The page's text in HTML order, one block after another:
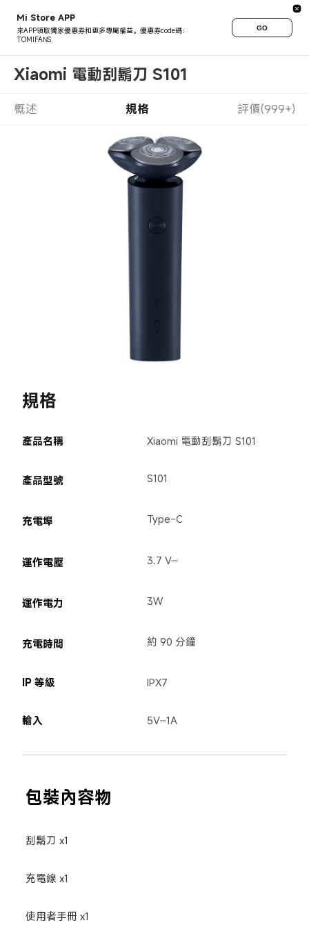
Mi Store APP
來APP領取獨家優惠券和更多專屬權益。優惠券code碼：
TOMIFANS
GO
Xiaomi 電動刮鬍刀 S101
概述 規格 評價(999+)
規格
產品名稱 Xiaomi 電動刮鬍刀 S101
產品型號 S101
充電埠 Type-C
運作電壓 3.7 V⎓
運作電力 3W
充電時間 約 90 分鐘
IP 等級 IPX7
輸入 5V⎓1A
包裝內容物
刮鬍刀 x1
充電線 x1
使用者手冊 x1